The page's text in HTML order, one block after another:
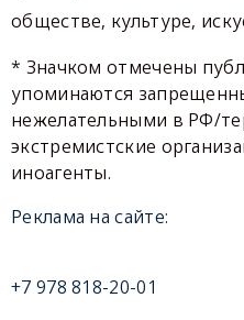
обществе, культуре,
* Значком отмечены
упоминаются
нежелательными в РФ/
экстремистские
иноагенты.
Реклама на сайте:
+7 978 818-20-01